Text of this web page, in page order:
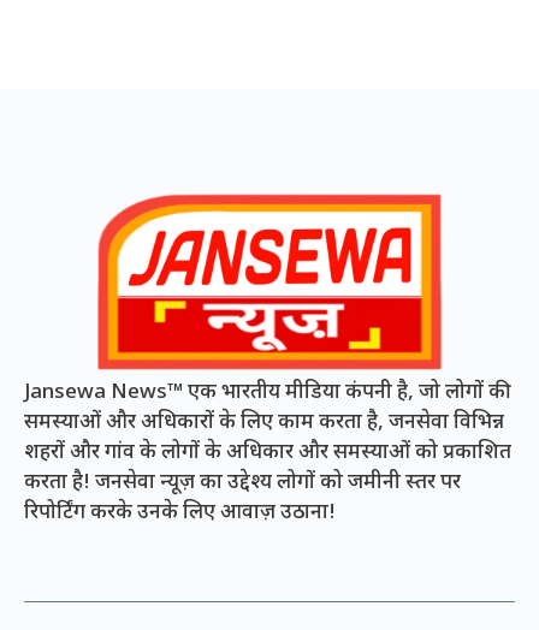
Jansewa News™ एक भारतीय मीडिया कंपनी है, जो लोगों की
समस्याओं और अधिकारों के लिए काम करता है, जनसेवा विभिन्न
शहरों और गांव के लोगों के अधिकार और समस्याओं को प्रकाशित
करता है! जनसेवा न्यूज़ का उद्देश्य लोगों को जमीनी स्तर पर
रिपोर्टिंग करके उनके लिए आवाज़ उठाना!